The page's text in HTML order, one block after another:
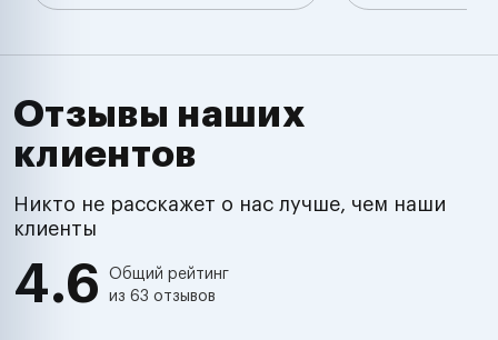
Отзывы наших
клиентов
Никто не расскажет о нас лучше, чем наши
клиенты
4.6
Общий рейтинг
из 63 отзывов